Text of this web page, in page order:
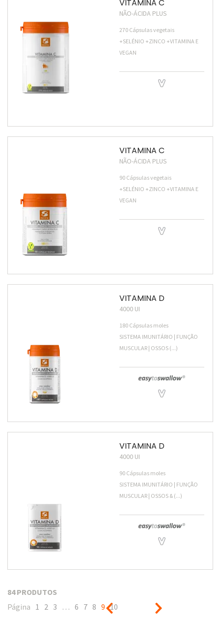
VITAMINA C
NÃO-ÁCIDA PLUS
270 Cápsulas vegetais
+SELÉNIO +ZINCO +VITAMINA E
VEGAN
VITAMINA C
NÃO-ÁCIDA PLUS
90 Cápsulas vegetais
+SELÉNIO +ZINCO +VITAMINA E
VEGAN
VITAMINA D
4000 UI
180 Cápsulas moles
SISTEMA IMUNITÁRIO | FUNÇÃO
MUSCULAR | OSSOS (...)
VITAMINA D
4000 UI
90 Cápsulas moles
SISTEMA IMUNITÁRIO | FUNÇÃO
MUSCULAR | OSSOS & (...)
84 PRODUTOS
Página 1 2 3 … 6 7 8 9 10